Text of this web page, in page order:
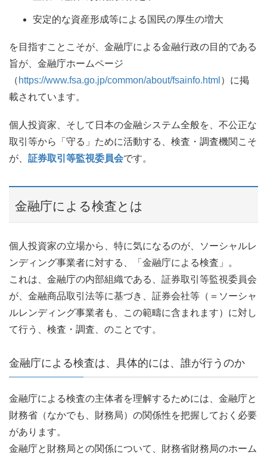
安定的な資産形成等による国民の厚生の増大
を目指すことこそが、金融庁による金融行政の目的である
旨が、金融庁ホームページ
（ https://www.fsa.go.jp/common/about/fsainfo.html ）に掲
載されています。
個人投資家、そして日本の金融システム全般を、不公正な
取引等から「守る」ために活動する、検査・調査機関こそ
が、 証券取引等監視委員会です。
金融庁による検査とは
個人投資家の立場から、特に気になるのが、ソーシャルレ
ンディング事業者に対する、「金融庁による検査」。
これは、金融庁の内部組織である、証券取引等監視委員会
が、金融商品取引法等に基づき、証券会社等（＝ソーシャ
ルレンディング事業者も、この範疇に含まれます）に対し
て行う、検査・調査、のことです。
金融庁による検査は、具体的には、誰が行うのか
金融庁による検査の主体者を理解するためには、金融庁と
財務省（なかでも、財務局）の関係性を把握しておく必要
があります。
金融庁と財務局との関係について、財務省財務局のホーム